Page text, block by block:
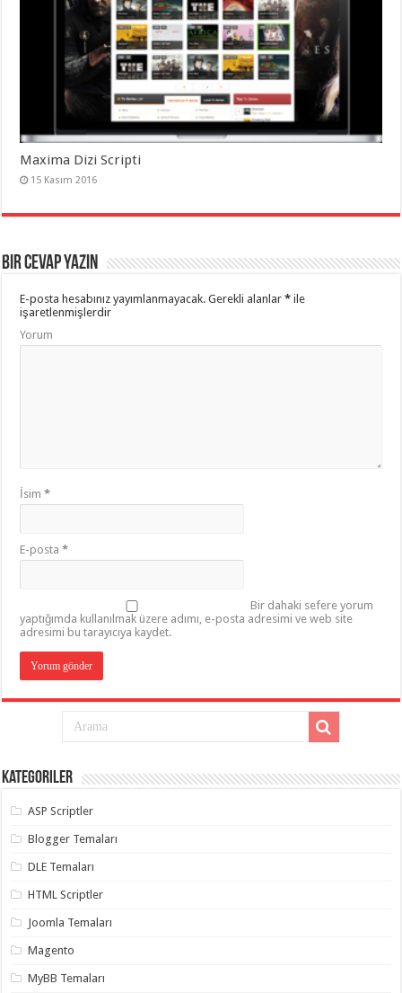
Maxima Dizi Scripti
15 Kasım 2016
Bir cevap yazın
E-posta hesabınız yayımlanmayacak. Gerekli alanlar* ile
işaretlenmişlerdir
Yorum
İsim*
E-posta*
Bir dahaki sefere yorum
yaptığımda kullanılmak üzere adımı, e-posta adresimi ve web site
adresimi bu tarayıcıya kaydet.
Kategoriler
ASP Scriptler
Blogger Temaları
DLE Temaları
HTML Scriptler
Joomla Temaları
Magento
MyBB Temaları